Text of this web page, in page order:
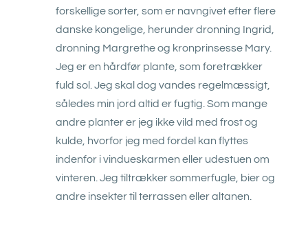
forskellige sorter, som er navngivet efter flere
danske kongelige, herunder dronning Ingrid,
dronning Margrethe og kronprinsesse Mary.
Jeg er en hårdfør plante, som foretrækker
fuld sol. Jeg skal dog vandes regelmæssigt,
således min jord altid er fugtig. Som mange
andre planter er jeg ikke vild med frost og
kulde, hvorfor jeg med fordel kan flyttes
indenfor i vindueskarmen eller udestuen om
vinteren. Jeg tiltrækker sommerfugle, bier og
andre insekter til terrassen eller altanen.